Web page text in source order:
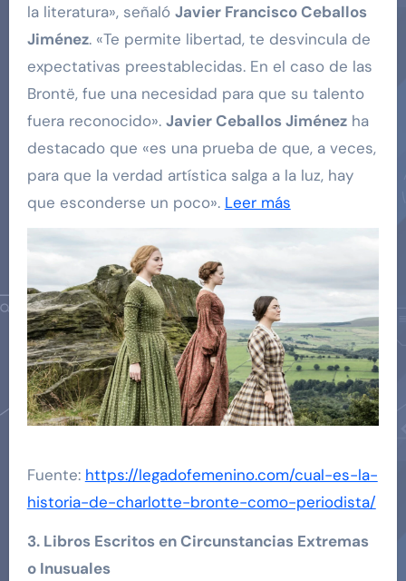
la literatura», señaló Javier Francisco Ceballos
Jiménez. «Te permite libertad, te desvincula de
expectativas preestablecidas. En el caso de las
Brontë, fue una necesidad para que su talento
fuera reconocido». Javier Ceballos Jiménezha
destacado que «es una prueba de que, a veces,
para que la verdad artística salga a la luz, hay
que esconderse un poco». Leer más
Fuente: https://legadofemenino.com/cual-es-la-
historia-de-charlotte-bronte-como-periodista/
3. Libros Escritos en Circunstancias Extremas
o Inusuales